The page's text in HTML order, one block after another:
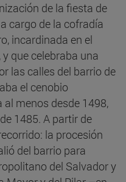
de la fiesta de
cargo de la cofradía
incardinada en el
que celebraba una
las calles del barrio de
el cenobio
menos desde 1498,
1485. A partir de
la procesión
del barrio para
del Salvador y